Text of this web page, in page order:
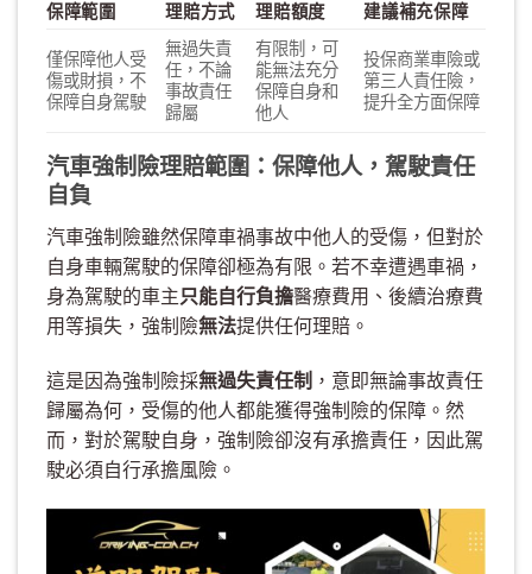
保障範圍 理賠方式 理賠額度 建議補充保障
僅保障他人受
傷或財損，不
保障自身駕駛
無過失責
任，不論
事故責任
歸屬
有限制，可
能無法充分
保障自身和
他人
投保商業車險或
第三人責任險，
提升全方面保障
汽車強制險理賠範圍：保障他人，駕駛責任
自負
汽車強制險雖然保障車禍事故中他人的受傷，但對於
自身車輛駕駛的保障卻極為有限。若不幸遭遇車禍，
身為駕駛的車主只能自行負擔醫療費用、後續治療費
用等損失，強制險無法提供任何理賠。
這是因為強制險採無過失責任制 ，意即無論事故責任
歸屬為何，受傷的他人都能獲得強制險的保障。然
而，對於駕駛自身，強制險卻沒有承擔責任，因此駕
駛必須自行承擔風險。